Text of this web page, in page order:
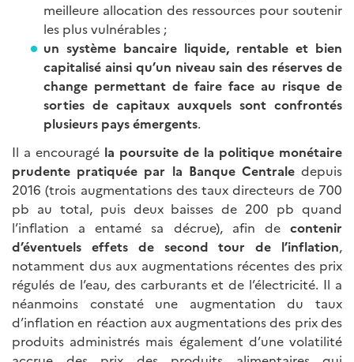
meilleure allocation des ressources pour soutenir
les plus vulnérables ;
un système bancaire liquide, rentable et bien
capitalisé ainsi qu’un niveau sain des réserves de
change permettant de faire face au risque de
sorties de capitaux auxquels sont confrontés
plusieurs pays émergents.
Il a encouragé la poursuite de la politique monétaire
prudente pratiquée par la Banque Centraledepuis
2016 (trois augmentations des taux directeurs de 700
pb au total, puis deux baisses de 200 pb quand
l’inflation a entamé sa décrue), afin de contenir
d’éventuels effets de second tour de l’inflation,
notamment dus aux augmentations récentes des prix
régulés de l’eau, des carburants et de l’électricité. Il a
néanmoins constaté une augmentation du taux
d’inflation en réaction aux augmentations des prix des
produits administrés mais également d’une volatilité